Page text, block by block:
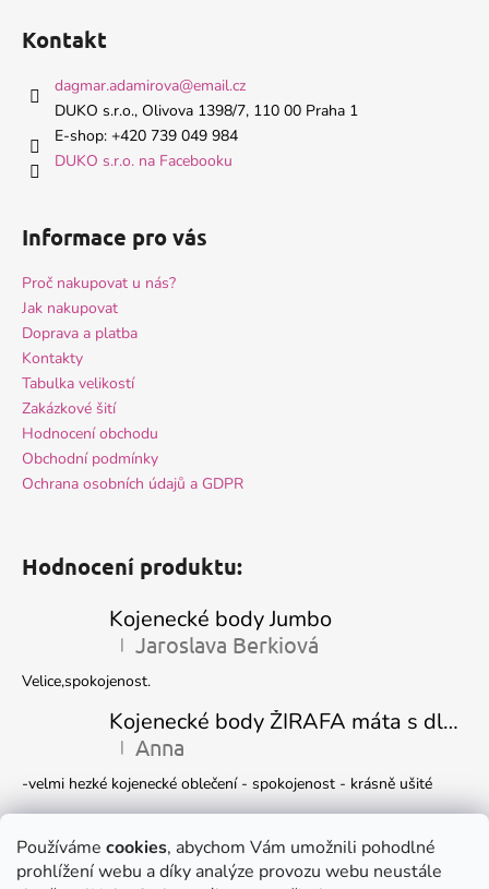
Používáme cookies, abychom Vám umožnili pohodlné
prohlížení webu a díky analýze provozu webu neustále
Kontakt
dagmar.adamirova@email.cz
DUKO s.r.o., Olivova 1398/7, 110 00 Praha 1
E-shop: +420 739 049 984
DUKO s.r.o. na Facebooku
Informace pro vás
Proč nakupovat u nás?
Jak nakupovat
Doprava a platba
Kontakty
Tabulka velikostí
Zakázkové šití
Hodnocení obchodu
Obchodní podmínky
Ochrana osobních údajů a GDPR
Hodnocení produktu:
Kojenecké body Jumbo
Hodnocení produktu je 5 z 5 hvězdiček.
| Jaroslava Berkiová
Velice,spokojenost.
Kojenecké body ŽIRAFA máta s dlouhým rukávem
Hodnocení produktu je 5 z 5 hvězdiček.
| Anna
-velmi hezké kojenecké oblečení - spokojenost - krásně ušité
Kojenecká čepička DINO
Hodnocení produktu je 5 z 5 hvězdiček.
| Ivana Marková